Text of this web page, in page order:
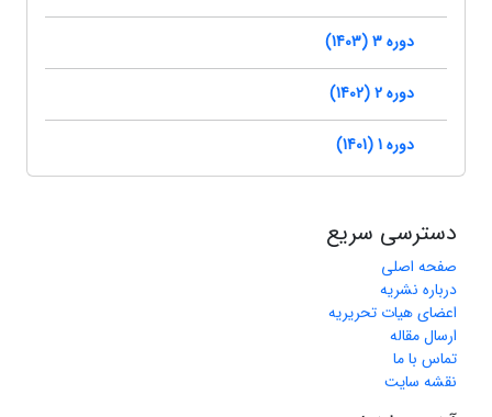
دوره 3 (1403)
دوره 2 (1402)
دوره 1 (1401)
دسترسی سریع
صفحه اصلی
درباره نشریه
اعضای هیات تحریریه
ارسال مقاله
تماس با ما
نقشه سایت